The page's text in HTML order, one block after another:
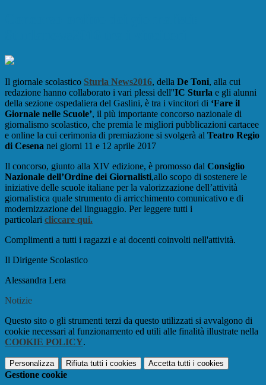
Il giornale scolastico Sturla News2016, della De Toni, alla cui
redazione hanno collaborato i vari plessi dell''IC Sturla e gli alunni
della sezione ospedaliera del Gaslini, è tra i vincitori di ‘Fare il
Giornale nelle Scuole’, il più importante concorso nazionale di
giornalismo scolastico, che premia le migliori pubblicazioni cartacee
e online la cui cerimonia di premiazione si svolgerà al Teatro Regio
di Cesena nei giorni 11 e 12 aprile 2017
Il concorso, giunto alla XIV edizione, è promosso dal Consiglio
Nazionale dell’Ordine dei Giornalisti,allo scopo di sostenere le
iniziative delle scuole italiane per la valorizzazione dell’attività
giornalistica quale strumento di arricchimento comunicativo e di
modernizzazione del linguaggio. Per leggere tutti i
particolari cliccare qui.
Complimenti a tutti i ragazzi e ai docenti coinvolti nell'attività.
Il Dirigente Scolastico
Alessandra Lera
Notizie
Questo sito o gli strumenti terzi da questo utilizzati si avvalgono di
cookie necessari al funzionamento ed utili alle finalità illustrate nella
COOKIE POLICY.
Personalizza Rifiuta tutti i cookies Accetta tutti i cookies
Gestione cookie